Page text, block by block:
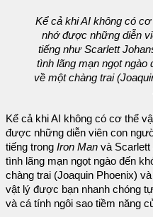
Kể cả khi AI không có
nhớ được những diễn
tiếng như Scarlett
tình lãng mạn ngọt ngào
về một chàng trai
Kể cả khi AI không có cơ thể
được những diễn viên con
tiếng trong Iron Man và Scarlett
tình lãng mạn ngọt ngào đến
chàng trai (Joaquin Phoenix)
vật lý được bạn nhanh chóng
và cá tính ngôi sao tiềm năng